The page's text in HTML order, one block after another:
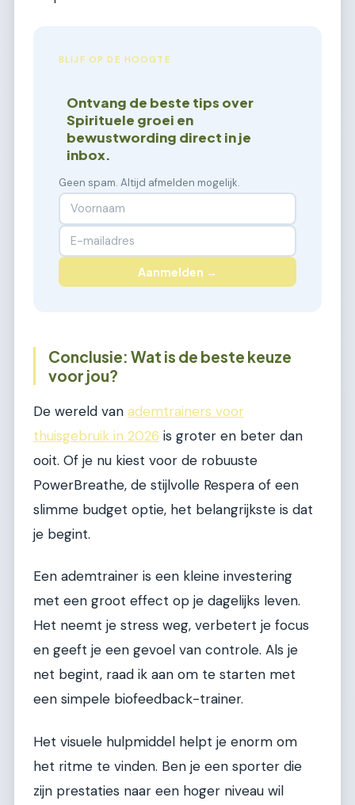
BLIJF OP DE HOOGTE
Ontvang de beste tips over
Spirituele groei en
bewustwording direct in je
inbox.
Geen spam. Altijd afmelden mogelijk.
Aanmelden →
Conclusie: Wat is de beste keuze
voor jou?
De wereld van ademtrainers voor
thuisgebruik in 2026 is groter en beter dan
ooit. Of je nu kiest voor de robuuste
PowerBreathe, de stijlvolle Respera of een
slimme budget optie, het belangrijkste is dat
je begint.
Een ademtrainer is een kleine investering
met een groot effect op je dagelijks leven.
Het neemt je stress weg, verbetert je focus
en geeft je een gevoel van controle. Als je
net begint, raad ik aan om te starten met
een simpele biofeedback-trainer.
Het visuele hulpmiddel helpt je enorm om
het ritme te vinden. Ben je een sporter die
zijn prestaties naar een hoger niveau wil